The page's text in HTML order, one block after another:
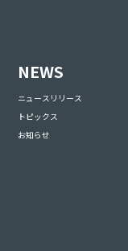
NEWS
ニュースリリース
トピックス
お知らせ